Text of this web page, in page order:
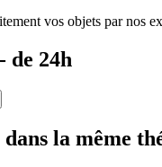
vos objets par nos
de 24h
la même